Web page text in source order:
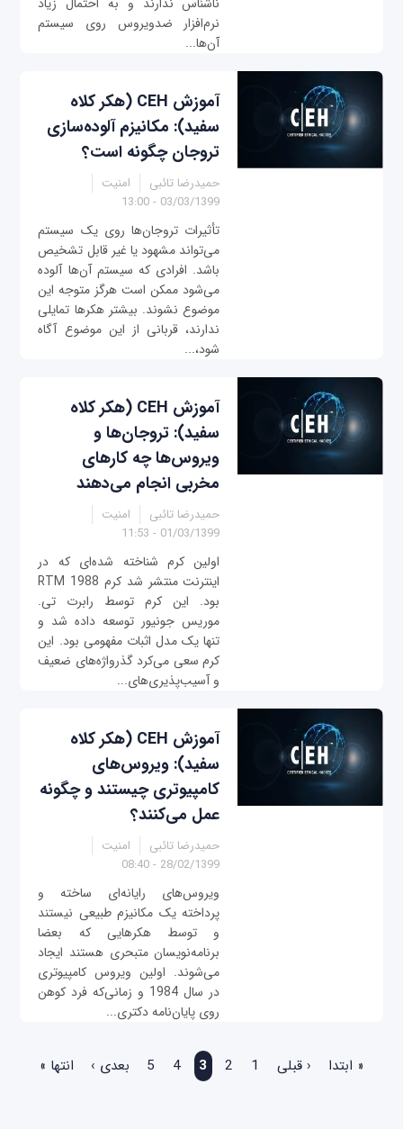
نرم‌افزار ضدویروس روی سیستم
آن‌ها...
آموزش CEH (هکر کلاه
سفید): مکانیزم آلوده‌سازی
تروجان چگونه است؟
حمیدرضا تائبی
امنیت
03/03/1399 - 13:00
تأثیرات تروجان‌ها روی یک سیستم
می‌تواند مشهود یا غیر قابل تشخیص
باشد. افرادی که سیستم آن‌ها آلوده
می‌شود ممکن است هرگز متوجه این
موضوع نشوند. بیشتر هکرها تمایلی
ندارند، قربانی از این موضوع آگاه
شود،...
آموزش CEH (هکر کلاه
سفید): تروجان‌ها و
ویروس‌ها چه کارهای
مخربی انجام می‌دهند
حمیدرضا تائبی
امنیت
01/03/1399 - 11:53
اولین کرم شناخته شده‌ای که در
اینترنت منتشر شد کرم RTM 1988
بود. این کرم توسط رابرت تی.
موریس جونیور توسعه داده شد و
تنها یک مدل اثبات مفهومی بود. این
کرم سعی می‌کرد گذرواژه‌های ضعیف
و آسیب‌پذیری‌های...
آموزش CEH (هکر کلاه
سفید): ویروس‌های
کامپیوتری چیستند و چگونه
عمل می‌کنند؟
حمیدرضا تائبی
امنیت
28/02/1399 - 08:40
ویروس‌های رایانه‌ای ساخته و
پرداخته یک مکانیزم طبیعی نیستند
و توسط هکرهایی که بعضا
برنامه‌نویسان متبحری هستند ایجاد
می‌شوند. اولین ویروس کامپیوتری
در سال 1984 و زمانی‌که فرد کوهن
روی پایان‌نامه دکتری...
« ابتدا ‹ قبلی 1
2
3
4
5 بعدی › انتها »